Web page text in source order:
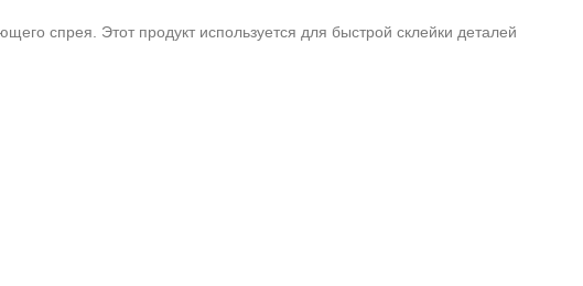
спрея. Этот продукт используется для быстрой склейки деталей